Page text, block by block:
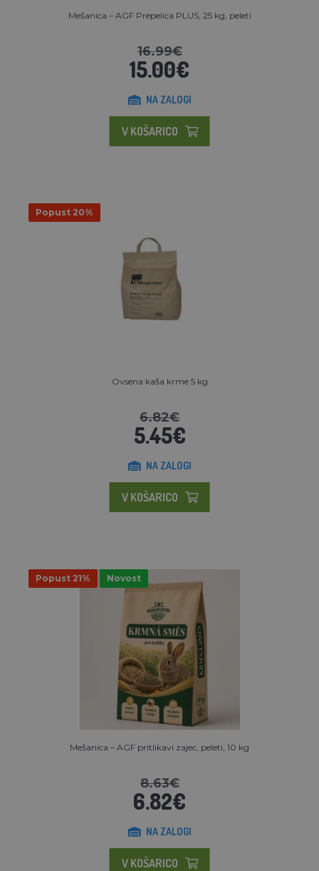
Mešanica – AGF Prepelica PLUS, 25 kg, peleti
16.99€
15.00€
NA ZALOGI
V KOŠARICO
Popust 20%
Ovsena kaša krme 5 kg
6.82€
5.45€
NA ZALOGI
V KOŠARICO
Popust 21% Novost
Mešanica – AGF pritlikavi zajec, peleti, 10 kg
8.63€
6.82€
NA ZALOGI
V KOŠARICO